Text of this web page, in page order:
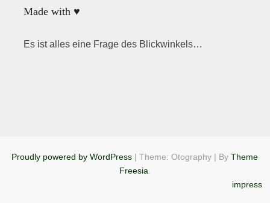
Made with ♥
Es ist alles eine Frage des Blickwinkels…
Proudly powered by WordPress |Theme: Otography | ByTheme
Freesia
impress